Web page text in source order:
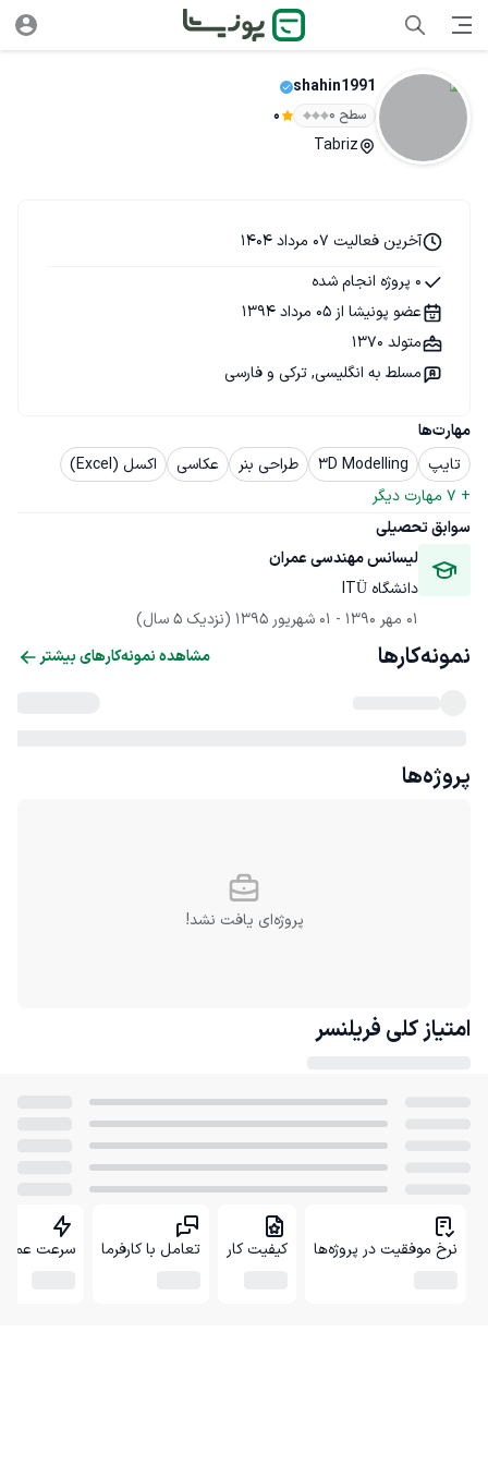
shahin1991
سطح ۰ 0
Tabriz
مهارت‌ها
تایپ
3D Modelling طراحی بنر عکاسی
اکسل (Excel)
+
7 مهارت دیگر
سوابق تحصیلی
ليسانس مهندسی عمران
دانشگاه ITÜ
01 مهر 1390
- 01 شهریور 1395 (نزدیک 5 سال)
آخرین فعالیت 07 مرداد 1404
0 پروژه انجام شده
عضو پونیشا از 05 مرداد 1394
متولد 1370
مسلط به انگلیسی, ترکی و فارسی
نمونه‌کارها مشاهده نمونه‌کارهای بیشتر
پروژه‌ها
پروژه‌ای یافت نشد!
امتیاز کلی فریلنسر
نرخ موفقیت در پروژه‌ها کیفیت کار تعامل با کارفرما سرعت عمل